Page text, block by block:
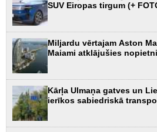
SUV Eiropas tirgum (+
Miljardu vērtajam Aston
Maiami atklājušies
Kārļa Ulmaņa gatves un
ierīkos sabiedriskā